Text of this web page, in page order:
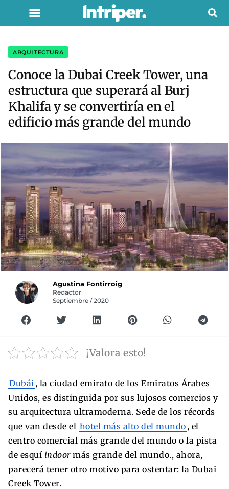
ARQUITECTURA
Conoce la Dubai Creek Tower, una
estructura que superará al Burj
Khalifa y se convertiría en el
edificio más grande del mundo
Agustina Fontirroig
Redactor
Septiembre / 2020
¡Valora esto!
Dubái , la ciudad emirato de los Emiratos Árabes
Unidos, es distinguida por sus lujosos comercios y
su arquitectura ultramoderna. Sede de los récords
que van desde el hotel más alto del mundo , el
centro comercial más grande del mundo o la pista
de esquí indoormás grande del mundo., ahora,
parecerá tener otro motivo para ostentar: la Dubai
Creek Tower.